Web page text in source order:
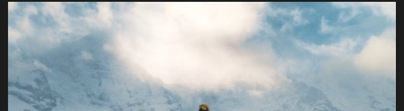
SUVA
Wintersport2021
1.11.1